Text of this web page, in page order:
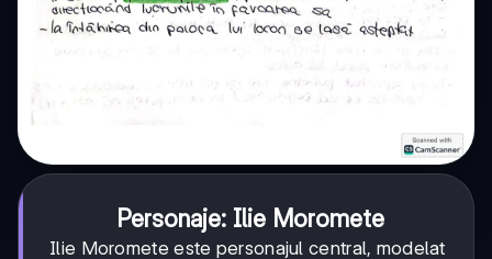
Personaje: Ilie Moromete
Ilie Moromete este personajul central, modelat